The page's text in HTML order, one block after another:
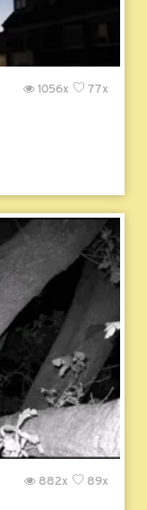
77x
1056x
89x
882x